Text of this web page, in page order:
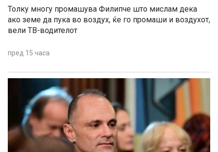
Толку многу промашува Филипче што мислам дека
ако земе да пука во воздух, ќе го промаши и воздухот,
вели ТВ-водителот
пред 15 часа